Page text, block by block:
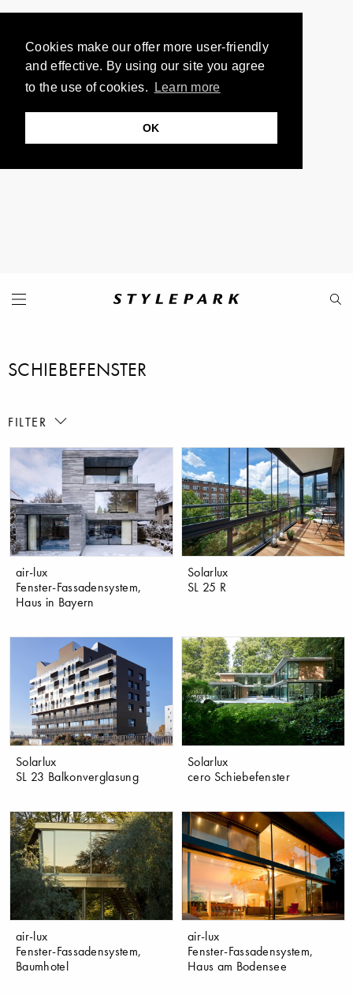
Cookies make our offer more user-friendly
and effective. By using our site you agree
to the use of cookies.
Learn more
OK
SCHIEBEFENSTER
FILTER
air-lux
Fenster-Fassadensystem,
Haus in Bayern
Solarlux
SL 25 R
Solarlux
SL 23 Balkonverglasung
Solarlux
cero Schiebefenster
air-lux
Fenster-Fassadensystem,
Baumhotel
air-lux
Fenster-Fassadensystem,
Haus am Bodensee